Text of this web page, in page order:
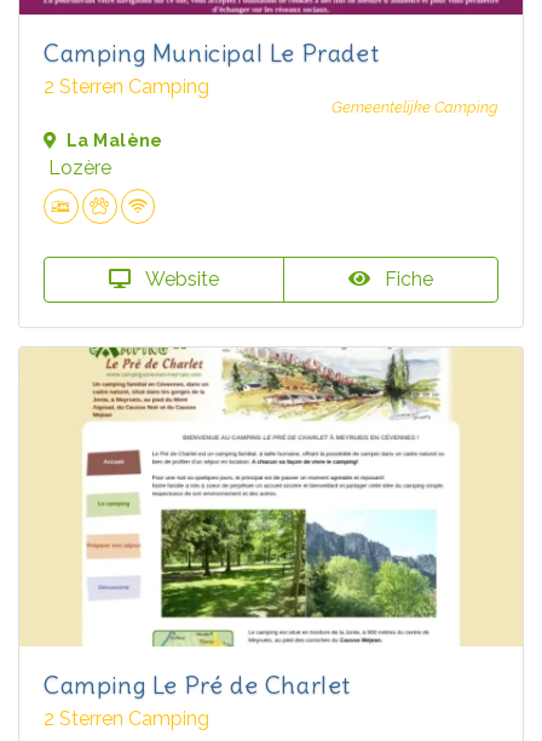
Camping Municipal Le Pradet
2 Sterren Camping
Gemeentelijke Camping
La Malène
Lozère
Website Fiche
Camping Le Pré de Charlet
2 Sterren Camping